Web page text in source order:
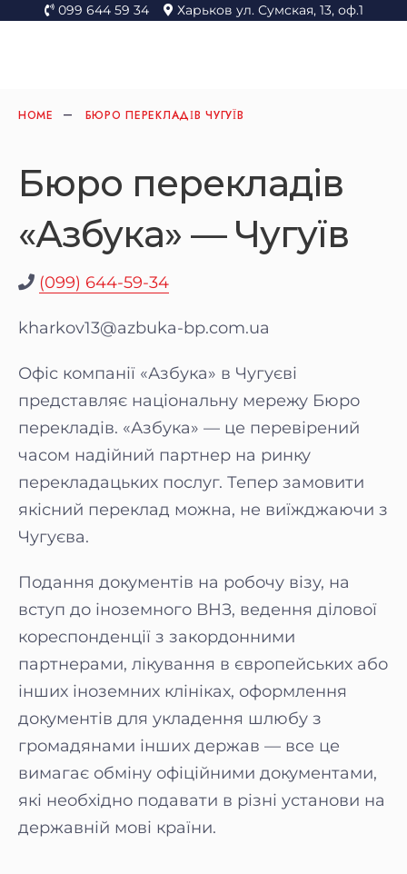
099 644 59 34 Харьков ул. Сумская, 13, оф.1
HOME БЮРО ПЕРЕКЛАДІВ ЧУГУЇВ
Бюро перекладів
«Азбука» — Чугуїв
(099) 644-59-34
kharkov13@azbuka-bp.com.ua
Офіс компанії «Азбука» в Чугуєві
представляє національну мережу Бюро
перекладів. «Азбука» — це перевірений
часом надійний партнер на ринку
перекладацьких послуг. Тепер замовити
якісний переклад можна, не виїжджаючи з
Чугуєва.
Подання документів на робочу візу, на
вступ до іноземного ВНЗ, ведення ділової
кореспонденції з закордонними
партнерами, лікування в європейських або
інших іноземних клініках, оформлення
документів для укладення шлюбу з
громадянами інших держав — все це
вимагає обміну офіційними документами,
які необхідно подавати в різні установи на
державній мові країни.